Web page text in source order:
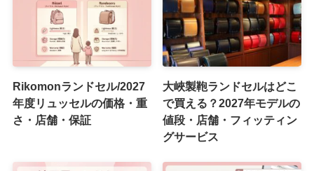
Rikomonランドセル/2027
年度リュッセルの価格・重
さ・店舗・保証
大峽製鞄ランドセルはどこ
で買える？2027年モデルの
値段・店舗・フィッティン
グサービス